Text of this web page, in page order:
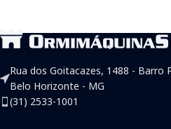
Rua dos Goitacazes, 1488 - Barro
Belo Horizonte - MG
(31) 2533-1001